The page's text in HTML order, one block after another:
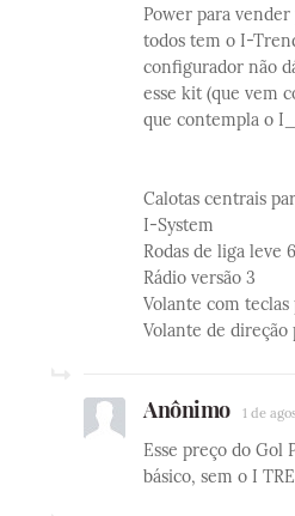
Power para
todos tem o I-
configurador não
esse kit (que vem
que contempla o
Calotas centrais
I-System
Rodas de liga leve
Rádio versão 3
Volante com
Volante de direção
Anônimo 1 de
Esse preço do Gol
básico, sem o I